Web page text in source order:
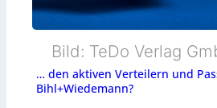
Bild: TeDo Verlag
… den aktiven Verteilern und
Bihl+Wiedemann?